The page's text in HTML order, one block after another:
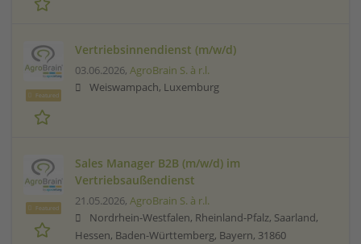
Featured
Vertriebsinnendienst (m/w/d)
03.06.2026, AgroBrain S. à r.l.
Weiswampach, Luxemburg
Featured
Sales Manager B2B (m/w/d) im
Vertriebsaußendienst
21.05.2026, AgroBrain S. à r.l.
Nordrhein-Westfalen, Rheinland-Pfalz, Saarland,
Hessen, Baden-Württemberg, Bayern, 31860